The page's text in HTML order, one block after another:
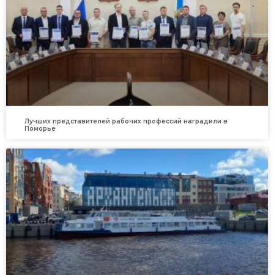
Лучших представителей рабочих профессий наградили в
Поморье